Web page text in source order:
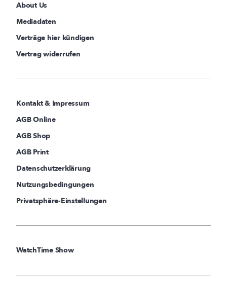
About Us
Mediadaten
Verträge hier kündigen
Vertrag widerrufen
Kontakt & Impressum
AGB Online
AGB Shop
AGB Print
Datenschutzerklärung
Nutzungsbedingungen
Privatsphäre-Einstellungen
WatchTime Show